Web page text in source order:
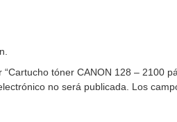
tóner CANON 128 – 2100
no será publicada.
Los